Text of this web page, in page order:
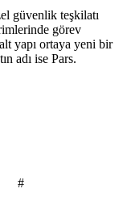
güvenlik teşkilatı
görev
yapı ortaya yeni bir
adı ise Pars.
#